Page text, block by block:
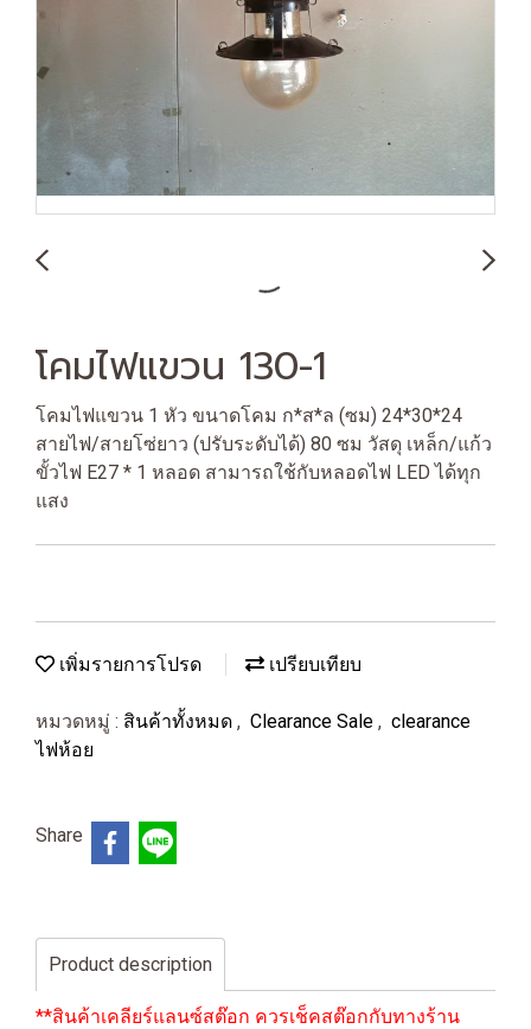
โคมไฟแขวน 130-1
โคมไฟแขวน 1 หัว ขนาดโคม ก*ส*ล (ซม) 24*30*24
สายไฟ/สายโซ่ยาว (ปรับระดับได้) 80 ซม วัสดุ เหล็ก/แก้ว
ขั้วไฟ E27 * 1 หลอด สามารถใช้กับหลอดไฟ LED ได้ทุก
แสง
เพิ่มรายการโปรด เปรียบเทียบ
หมวดหมู่ : สินค้าทั้งหมด , Clearance Sale , clearance
ไฟห้อย
Share
Product description
**สินค้าเคลียร์แลนซ์สต๊อก ควรเช็คสต๊อกกับทางร้าน